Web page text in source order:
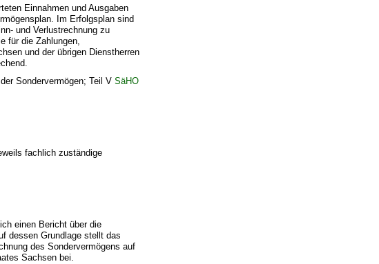
Einnahmen und Ausgaben
Im Erfolgsplan sind
und Verlustrechnung zu
für die Zahlungen,
und der übrigen Dienstherren
Sondervermögen; Teil VSäHO
fachlich zuständige
einen Bericht über die
dessen Grundlage stellt das
des Sondervermögens auf
Sachsen bei.